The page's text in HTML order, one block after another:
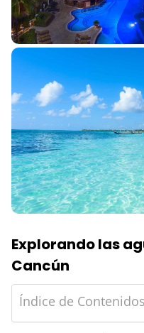
Explorando las
Cancún
Índice de Contenidos